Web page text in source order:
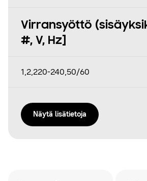
Virransyöttö
#, V, Hz]
1,2,220-240,50/60
Näytä lisätietoja